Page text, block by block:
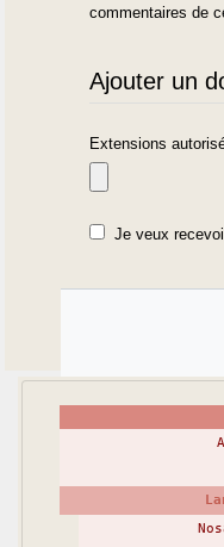
commentaires de
Ajouter un
Extensions
Je veux